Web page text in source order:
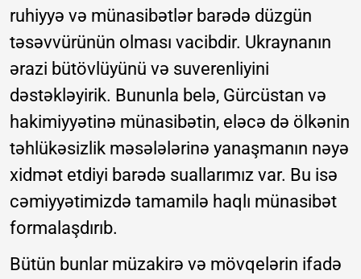
ruhiyyə və münasibətlər barədə düzgün
təsəvvürünün olması vacibdir. Ukraynanın
ərazi bütövlüyünü və suverenliyini
dəstəkləyirik. Bununla belə, Gürcüstan və
hakimiyyətinə münasibətin, eləcə də ölkənin
təhlükəsizlik məsələlərinə yanaşmanın nəyə
xidmət etdiyi barədə suallarımız var. Bu isə
cəmiyyətimizdə tamamilə haqlı münasibət
formalaşdırıb.
Bütün bunlar müzakirə və mövqelərin ifadə